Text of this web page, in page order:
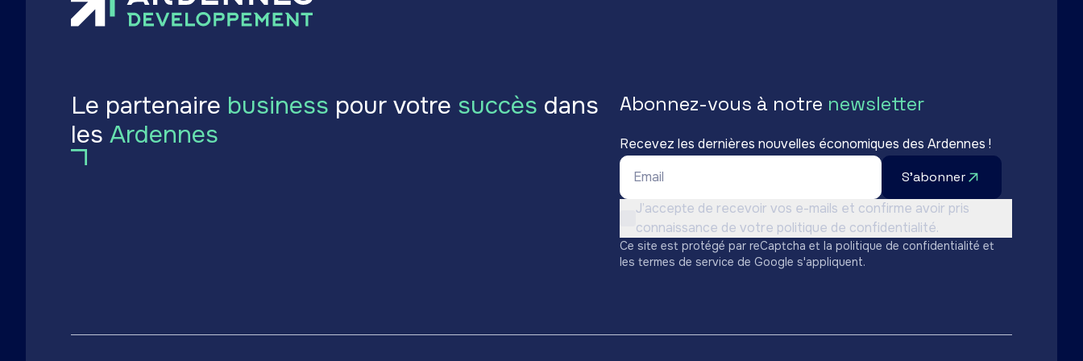
Le partenaire business pour votre succès dans
les Ardennes
Abonnez-vous à notre newsletter
Recevez les dernières nouvelles économiques des Ardennes !
Email *
S'abonner
Conditions d'utilisation *
Non cochée
J’accepte de recevoir vos e-mails et confirme avoir pris
connaissance de votre politique de confidentialité.
Ce site est protégé par reCaptcha et lapolitique de confidentialité et
lestermes de service de Google s'appliquent.